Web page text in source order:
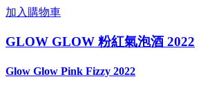
加入購物車
GLOW GLOW 粉紅氣泡酒 2022
Glow Glow Pink Fizzy 2022